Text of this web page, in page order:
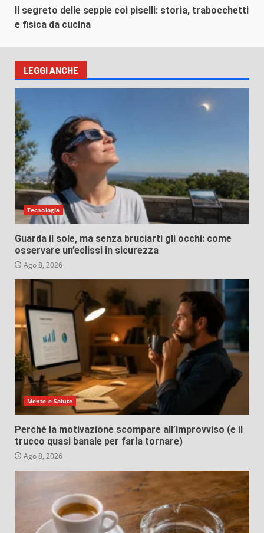
Il segreto delle seppie coi piselli: storia, trabocchetti
e fisica da cucina
LEGGI ANCHE
Tecnologia
Guarda il sole, ma senza bruciarti gli occhi: come
osservare un’eclissi in sicurezza
Ago 8, 2026
Mente e Salute
Perché la motivazione scompare all’improvviso (e il
trucco quasi banale per farla tornare)
Ago 8, 2026